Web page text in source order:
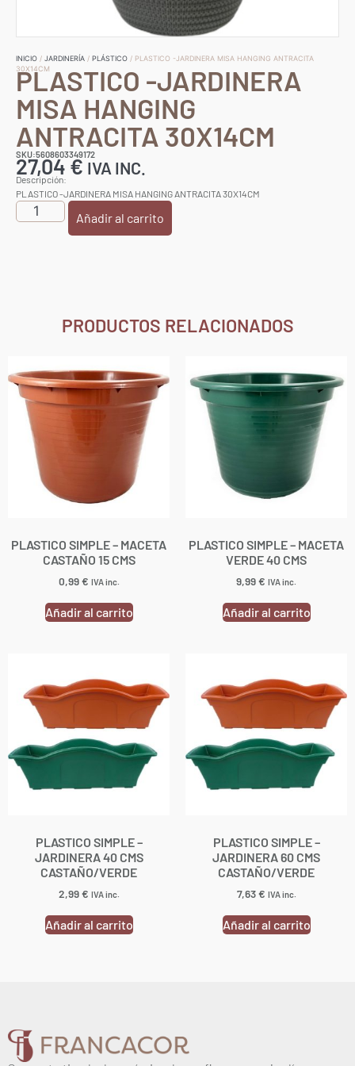
INICIO / JARDINERÍA / PLÁSTICO / PLASTICO -JARDINERA MISA HANGING ANTRACITA
30X14CM
PLASTICO -JARDINERA
MISA HANGING
ANTRACITA 30X14CM
SKU:5608603349172
27,04€ IVA INC.
Descripción:
PLASTICO -JARDINERA MISA HANGING ANTRACITA 30X14CM
Añadir al carrito
PRODUCTOS RELACIONADOS
PLASTICO SIMPLE – MACETA
CASTAÑO 15 CMS
0,99€ IVA inc.
Añadir al carrito
PLASTICO SIMPLE – MACETA
VERDE 40 CMS
9,99€ IVA inc.
Añadir al carrito
PLASTICO SIMPLE –
JARDINERA 40 CMS
CASTAÑO/VERDE
2,99€ IVA inc.
Añadir al carrito
PLASTICO SIMPLE –
JARDINERA 60 CMS
CASTAÑO/VERDE
7,63€ IVA inc.
Añadir al carrito